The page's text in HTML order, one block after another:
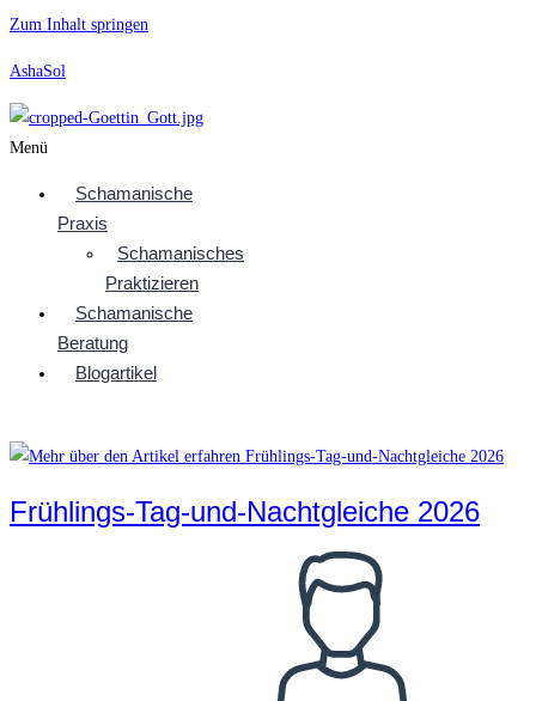
Zum Inhalt springen
AshaSol
Menü
Schamanische
Praxis
Schamanisches
Praktizieren
Schamanische
Beratung
Blogartikel
Frühlings-Tag-und-Nachtgleiche 2026